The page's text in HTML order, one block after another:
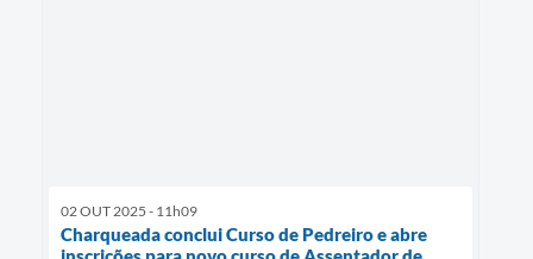
02 OUT 2025 - 11h09
Charqueada conclui Curso de Pedreiro e abre